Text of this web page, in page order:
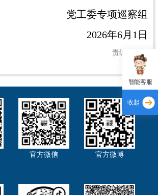
党工委专项巡察组
2026年6月1日
责编：龚剑
智能客服
收起
官方微信 官方微博